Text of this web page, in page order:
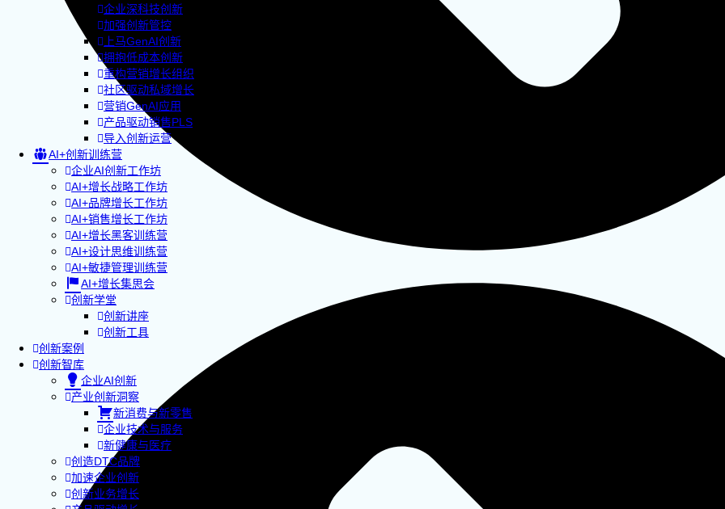
企业深科技创新
加强创新管控
上马GenAI创新
拥抱低成本创新
重构营销增长组织
社区驱动私域增长
营销GenAI应用
产品驱动销售PLS
导入创新运营
AI+创新训练营
企业AI创新工作坊
AI+增长战略工作坊
AI+品牌增长工作坊
AI+销售增长工作坊
AI+增长黑客训练营
AI+设计思维训练营
AI+敏捷管理训练营
AI+增长集思会
创新学堂
创新讲座
创新工具
创新案例
创新智库
企业AI创新
产业创新洞察
新消费与新零售
企业技术与服务
新健康与医疗
创造DTC品牌
加速企业创新
创新业务增长